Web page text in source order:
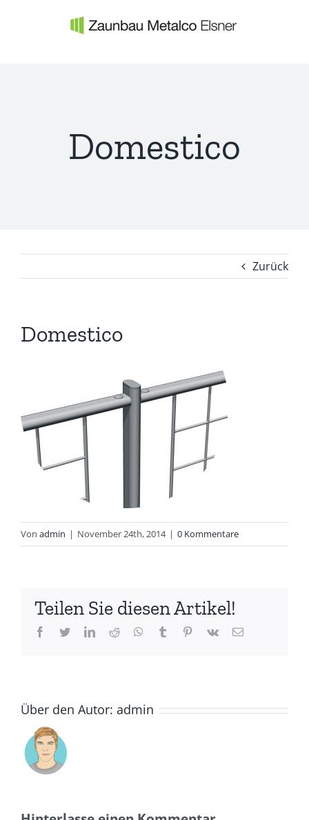
Domestico
Zurück
Domestico
Von admin | November 24th, 2014 | 0 Kommentare
Teilen Sie diesen Artikel!
Facebook
TwitterLinkedIn
Reddit Whatsapp
Tumblr Pinterest
Vk Email
Über den Autor: admin